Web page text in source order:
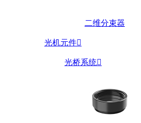
二维分束器
光机元件
光桥系统